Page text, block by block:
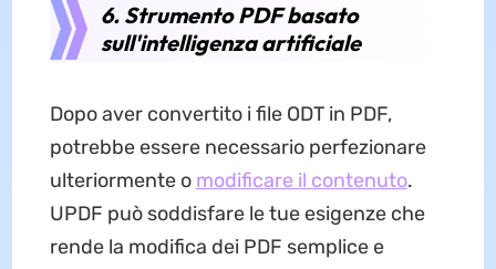
6. Strumento PDF basato
sull'intelligenza artificiale
Dopo aver convertito i file ODT in PDF,
potrebbe essere necessario perfezionare
ulteriormente o modificare il contenuto.
UPDF può soddisfare le tue esigenze che
rende la modifica dei PDF semplice e